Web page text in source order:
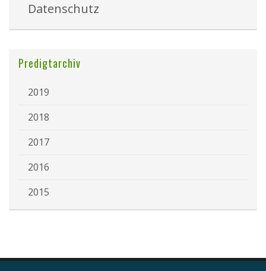
Datenschutz
Predigtarchiv
2019
2018
2017
2016
2015